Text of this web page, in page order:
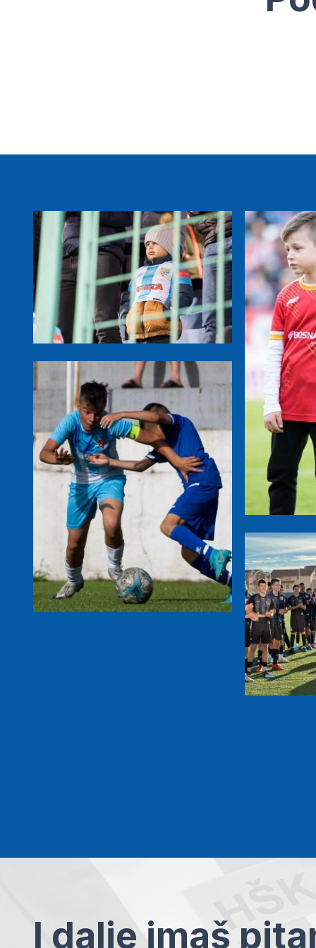
I dalje imaš